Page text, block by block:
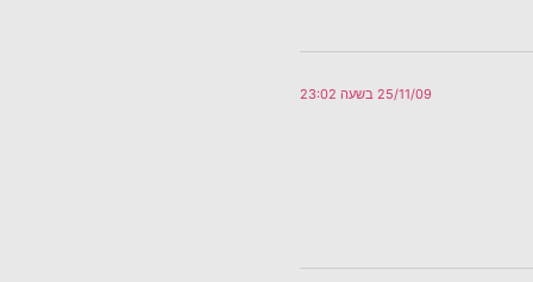
25/11/09 בשעה 23:02